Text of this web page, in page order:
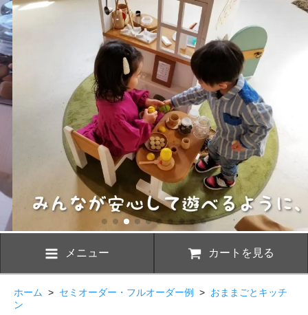
メニュー カートを見る
ホーム > セミオーダー・フルオーダー例 > おままごとキッチ
ン